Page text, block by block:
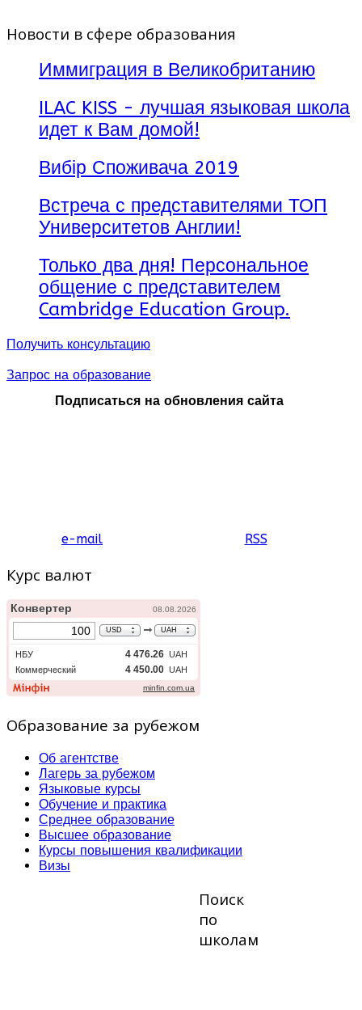
Новости в сфере образования
Иммиграция в Великобританию
ILAC KISS - лучшая языковая школа
идет к Вам домой!
Вибір Споживача 2019
Встреча с представителями ТОП
Университетов Англии!
Только два дня! Персональное
общение с представителем
Cambridge Education Group.
Получить консультацию
Запрос на образование
Подписаться на обновления сайта
e-mail RSS
Курс валют
Образование за рубежом
Об агентстве
Лагерь за рубежом
Языковые курсы
Обучение и практика
Среднее образование
Высшее образование
Курсы повышения квалификации
Визы
Поиск
по
школам